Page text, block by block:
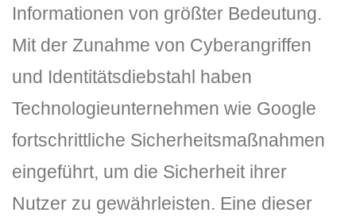
Informationen von größter Bedeutung.
Mit der Zunahme von Cyberangriffen
und Identitätsdiebstahl haben
Technologieunternehmen wie Google
fortschrittliche Sicherheitsmaßnahmen
eingeführt, um die Sicherheit ihrer
Nutzer zu gewährleisten. Eine dieser